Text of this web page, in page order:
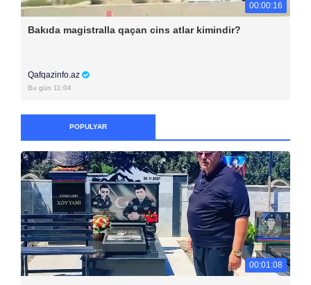
00:00:16
Bakıda magistralla qaçan cins atlar kimindir?
Qafqazinfo.az
Bu gün 11:04
POPULYAR
00:01:08